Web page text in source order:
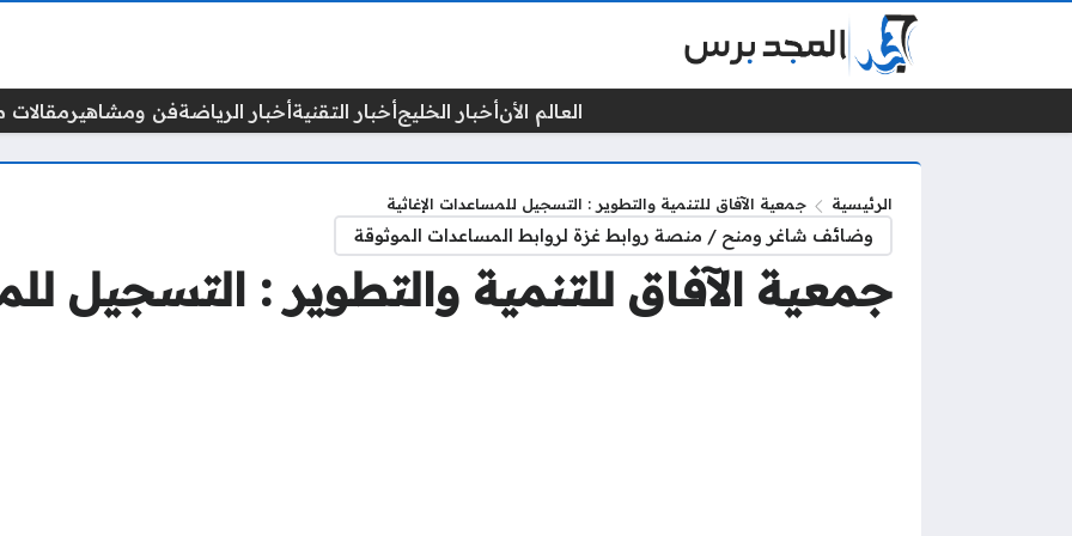
العالم الأنأخبار الخليجأخبار التقنيةأخبار الرياضةفن ومشاهيرمقالات
الرئيسية جمعية الآفاق للتنمية والتطوير : التسجيل للمساعدات الإغاثية
وضائف شاغر ومنح / منصة روابط غزة لروابط المساعدات الموثوقة
جمعية الآفاق للتنمية والتطوير : التسجيل